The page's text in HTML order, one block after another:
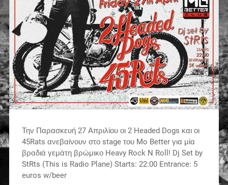
Την Παρασκευή 27 Απριλίου οι 2 Headed Dogs και οι
45Rats ανεβαίνουν στο stage του Mo Better για μία
βραδιά γεμάτη βρώμικο Heavy Rock N Roll! Dj Set by
StRts (This is Radio Plane) Starts: 22:00 Entrance: 5
euros w/beer